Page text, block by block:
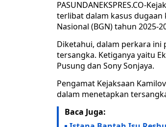
PASUNDANEKSPRES.CO-
terlibat dalam kasus dugaan
Nasional (BGN) tahun 2025-
Diketahui, dalam perkara ini
tersangka. Ketiganya yaitu
Pusung dan Sony Sonjaya.
Pengamat Kejaksaan
dalam menetapkan
Baca Juga: